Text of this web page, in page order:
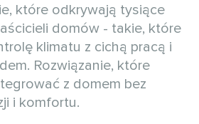
które odkrywają tysiące
domów - takie, które
klimatu z cichą pracą i
Rozwiązanie, które
z domem bez
i komfortu.